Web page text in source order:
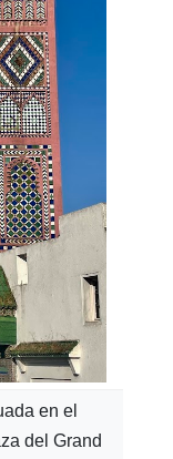
en el
del Grand